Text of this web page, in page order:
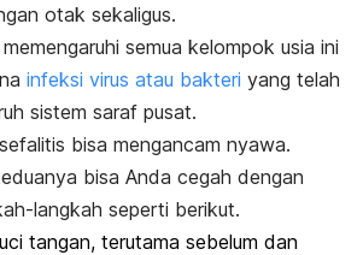
otak sekaligus.
semua kelompok usia ini
infeksi virus atau bakteri yang telah
sistem saraf pusat.
bisa mengancam nyawa.
bisa Anda cegah dengan
langkah seperti berikut.
tangan, terutama sebelum dan